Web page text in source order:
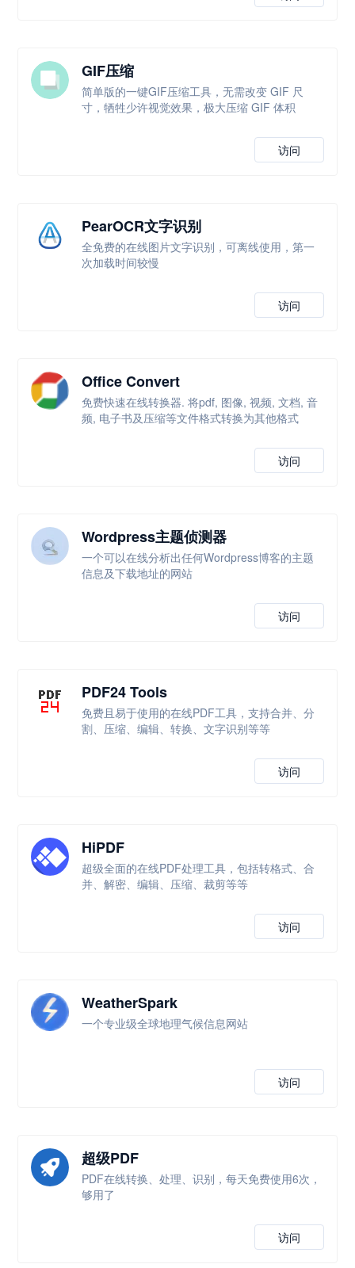
GIF压缩
简单版的一键GIF压缩工具，无需改变 GIF 尺
寸，牺牲少许视觉效果，极大压缩 GIF 体积
访问
PearOCR文字识别
全免费的在线图片文字识别，可离线使用，第一
次加载时间较慢
访问
Office Convert
免费快速在线转换器. 将pdf, 图像, 视频, 文档, 音
频, 电子书及压缩等文件格式转换为其他格式
访问
Wordpress主题侦测器
一个可以在线分析出任何Wordpress博客的主题
信息及下载地址的网站
访问
PDF24 Tools
免费且易于使用的在线PDF工具，支持合并、分
割、压缩、编辑、转换、文字识别等等
访问
HiPDF
超级全面的在线PDF处理工具，包括转格式、合
并、解密、编辑、压缩、裁剪等等
访问
WeatherSpark
一个专业级全球地理气候信息网站
访问
超级PDF
PDF在线转换、处理、识别，每天免费使用6次，
够用了
访问